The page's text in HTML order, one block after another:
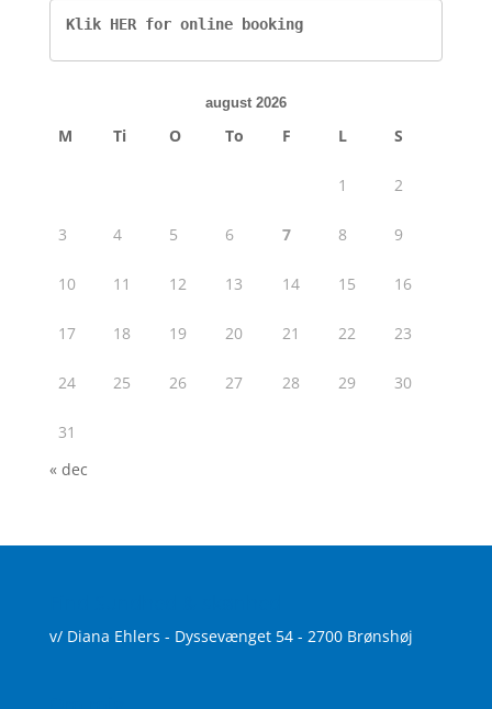
Klik HER for online booking
august 2026
M Ti O To F L S
1 2
3 4 5 6 7 8 9
10 11 12 13 14 15 16
17 18 19 20 21 22 23
24 25 26 27 28 29 30
31
« dec
v/ Diana Ehlers - Dyssevænget 54 - 2700 Brønshøj